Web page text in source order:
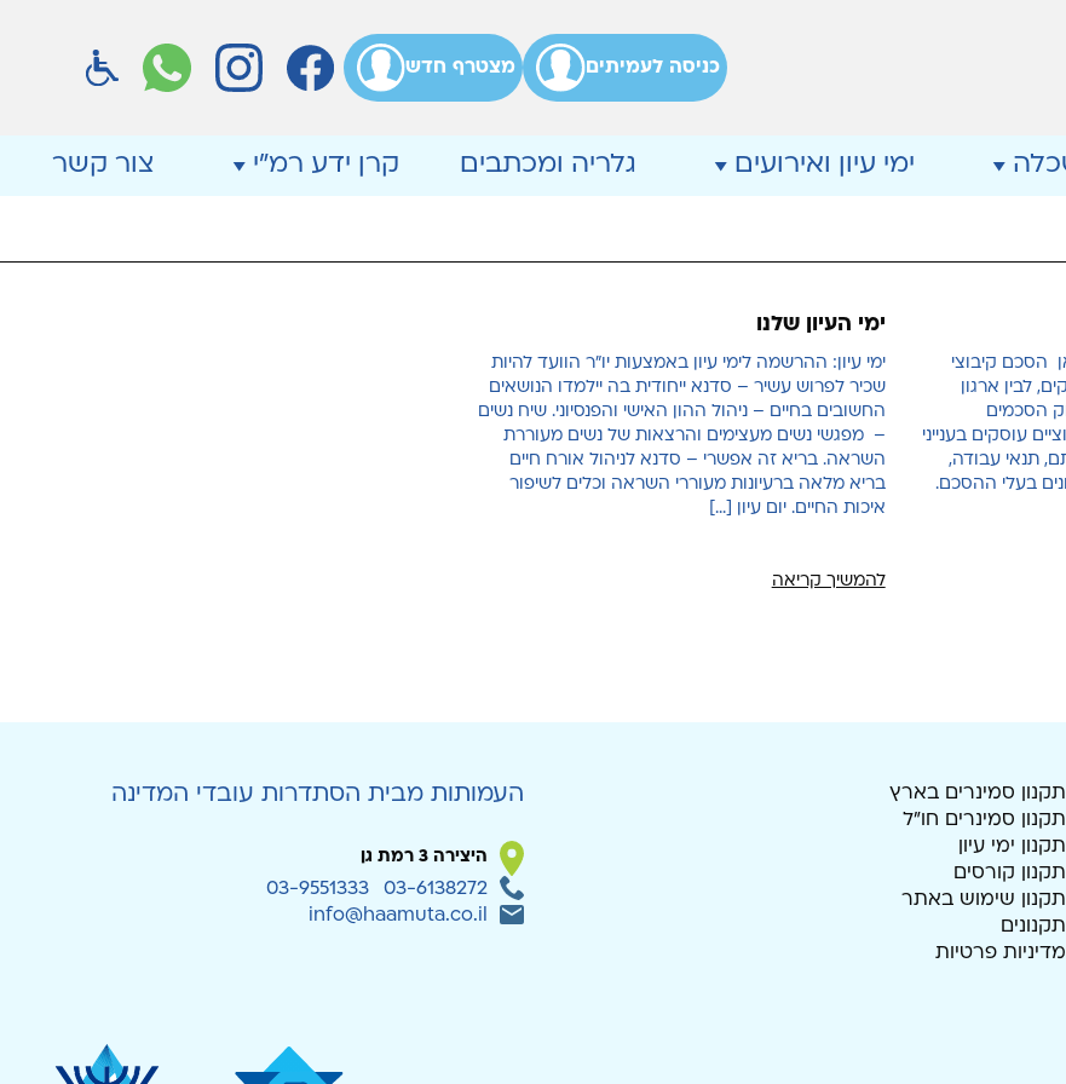
כניסה לעמיתים מצטרף חדש
ימי עיון ואירועים גלריה ומכתבים קרן ידע רמ"י צור קשר
הסכם קיבוצי
לבין ארגון
הסכמים
קיבוציים עוסקים בענייני
תנאי עבודה,
בעלי ההסכם.
ימי העיון שלנו
ימי עיון: ההרשמה לימי עיון באמצעות יו"ר הוועד להיות
שכיר לפרוש עשיר – סדנא ייחודית בה יילמדו הנושאים
החשובים בחיים – ניהול ההון האישי והפנסיוני. שיח נשים
– מפגשי נשים מעצימים והרצאות של נשים מעוררת
השראה. בריא זה אפשרי – סדנא לניהול אורח חיים
בריא מלאה ברעיונות מעוררי השראה וכלים לשיפור
איכות החיים. יום עיון […]
להמשיך קריאה
תקנון סמינרים בארץ
תקנון סמינרים חו"ל
תקנון ימי עיון
תקנון קורסים
תקנון שימוש באתר
תקנונים
מדיניות פרטיות
העמותות מבית הסתדרות עובדי המדינה
היצירה 3 רמת גן
03-6138272
03-9551333
info@haamuta.co.il